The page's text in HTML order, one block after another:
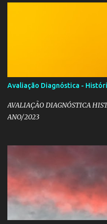
Avaliação Diagnóstica -
AVALIAÇÃO DIAGNÓSTICA
ANO/2023